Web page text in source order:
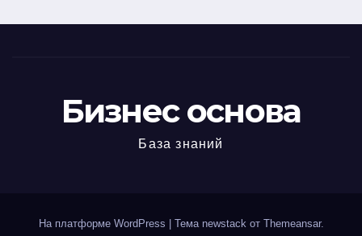
Бизнес основа
База знаний
На платформе WordPress Тема newstack от Themeansar.